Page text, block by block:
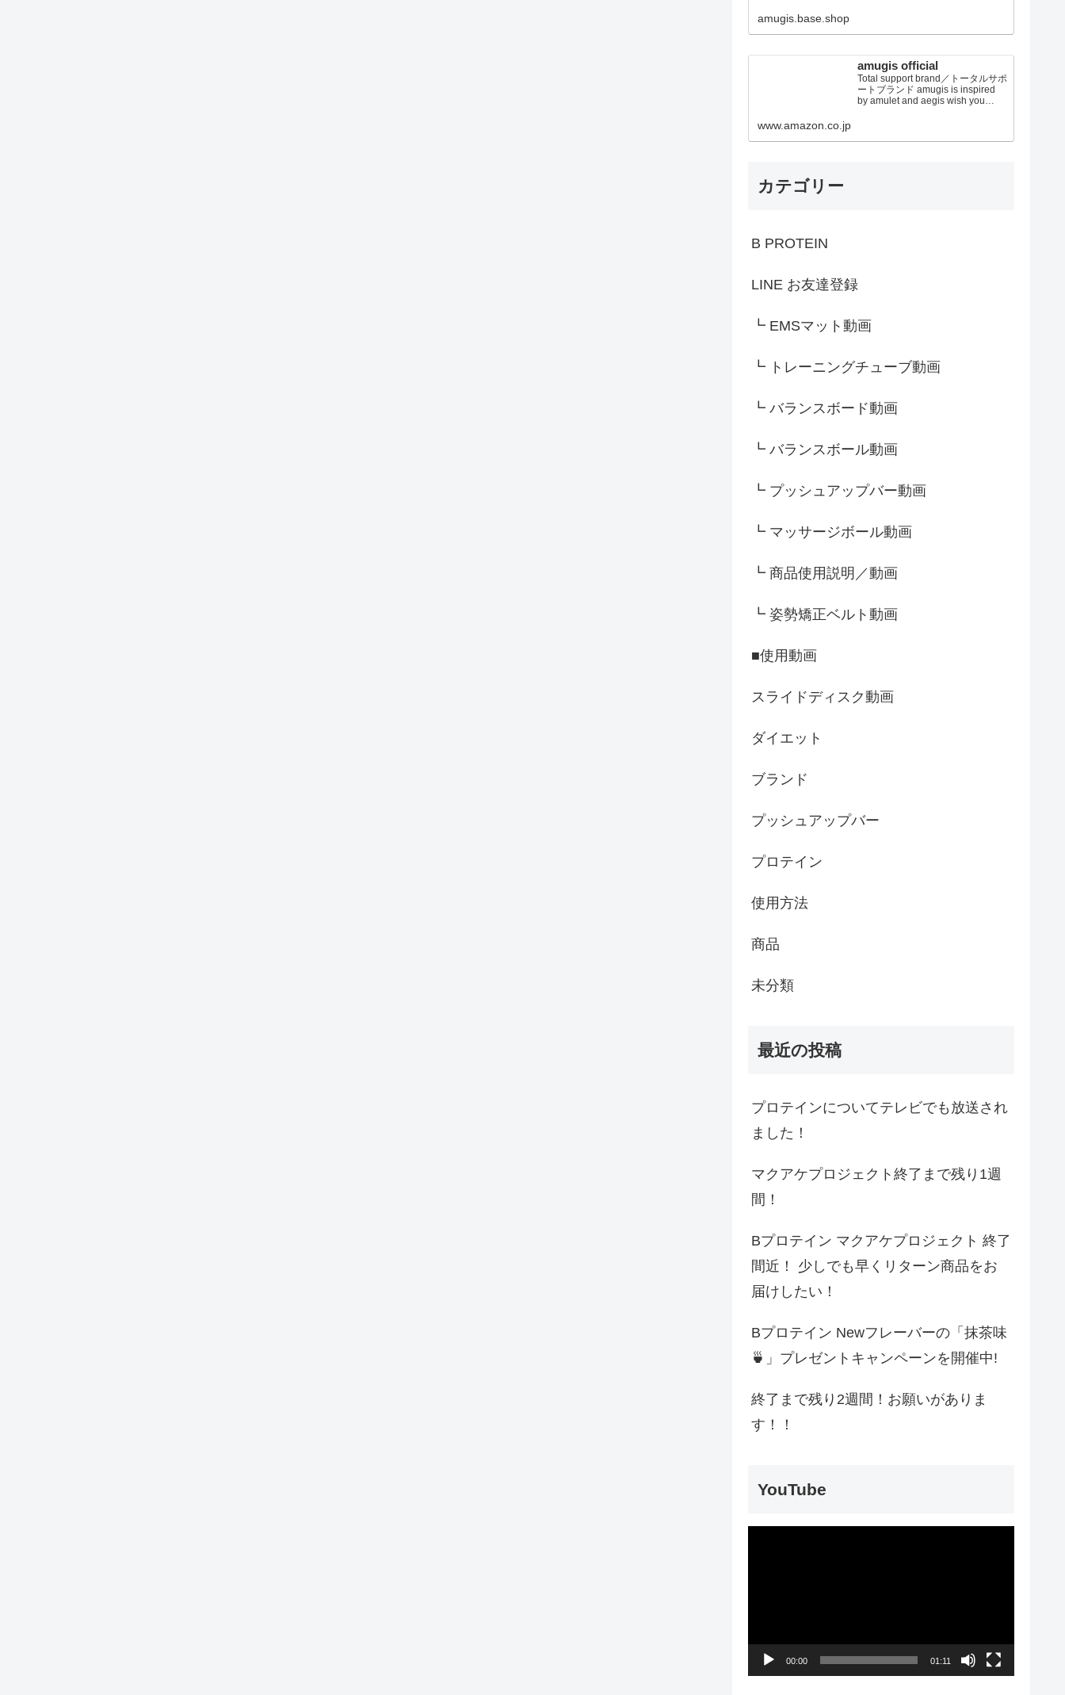
等に関しましては、2023年1月5日
ます。トレンドウエアから健康グ
ッズまで！ トータルビュ...
amugis.base.shop
amugis official
Total support brand／トータルサポ
ートブランド amugis is inspired
by amulet and aegis wish you
なたに幸せを E...
www.amazon.co.jp
カテゴリー
B PROTEIN
LINE お友達登録
┗ EMSマット動画
┗ トレーニングチューブ動画
┗ バランスボード動画
┗ バランスボール動画
┗ プッシュアップバー動画
┗ マッサージボール動画
┗ 商品使用説明／動画
┗ 姿勢矯正ベルト動画
■使用動画
スライドディスク動画
ダイエット
ブランド
プッシュアップバー
プロテイン
使用方法
商品
未分類
最近の投稿
プロテインについてテレビでも放送され
ました！
マクアケプロジェクト終了まで残り1週
間！
Bプロテイン マクアケプロジェクト 終了
間近！ 少しでも早くリターン商品をお
届けしたい！
Bプロテイン Newフレーバーの「抹茶味
🍵」プレゼントキャンペーンを開催中!
終了まで残り2週間！お願いがありま
す！！
YouTube
00:00 01:11